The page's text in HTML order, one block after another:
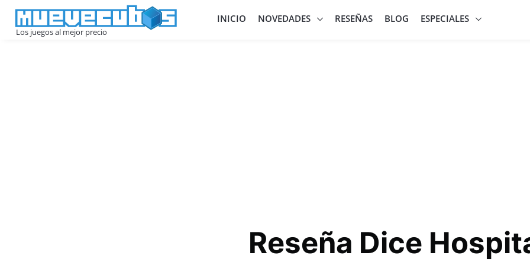
Los juegos al mejor precio
INICIO NOVEDADES RESEÑAS BLOG ESPECIALES
Reseña Dice